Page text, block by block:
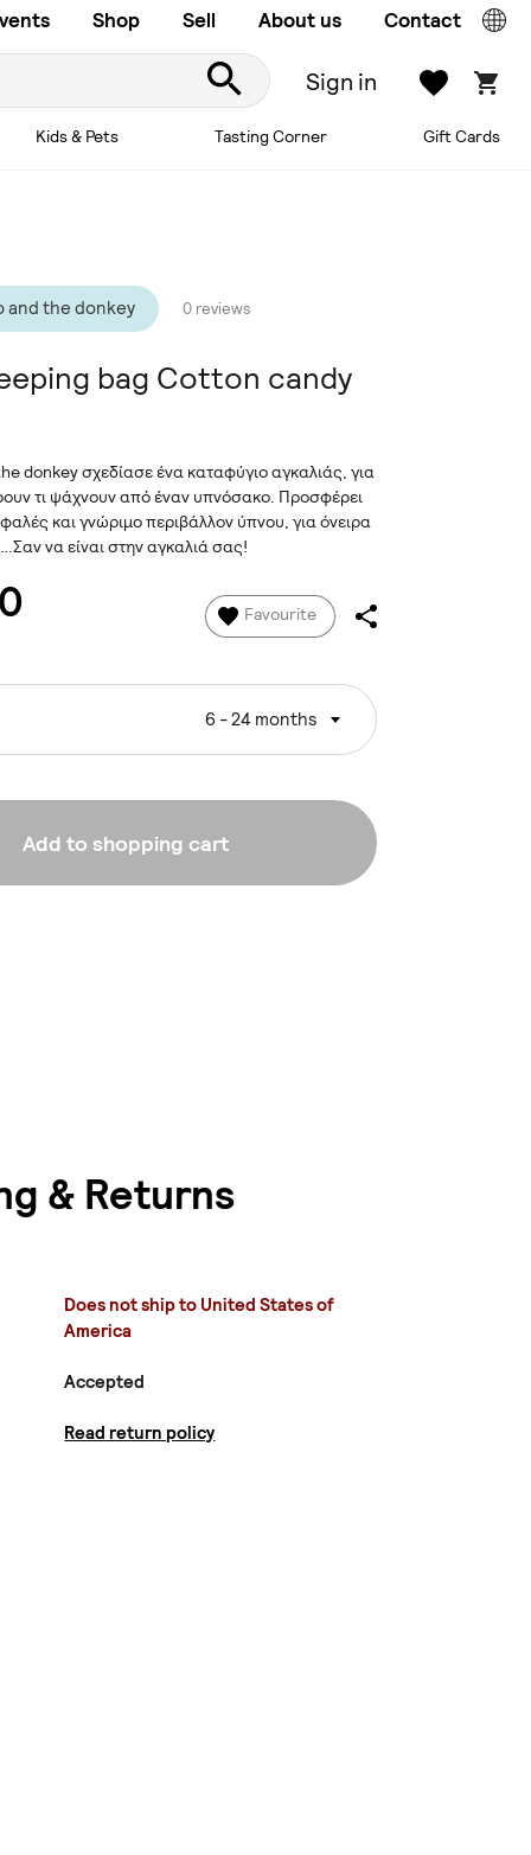
Shop Sell About us Contact
Sign in
Kids & Pets Tasting Corner Gift Cards
and the donkey 0 reviews
bag Cotton candy
donkey σχεδίασε ένα καταφύγιο αγκαλιάς, για
τι ψάχνουν από έναν υπνόσακο. Προσφέρει
και γνώριμο περιβάλλον ύπνου, για όνειρα
να είναι στην αγκαλιά σας!
Favourite
6 - 24 months
Add to shopping cart
& Returns
Does not ship to United States of
America
Accepted
Read return policy